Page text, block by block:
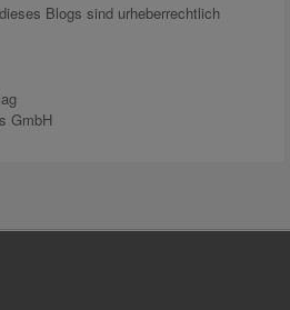
Blogs sind urheberrechtlich
GmbH